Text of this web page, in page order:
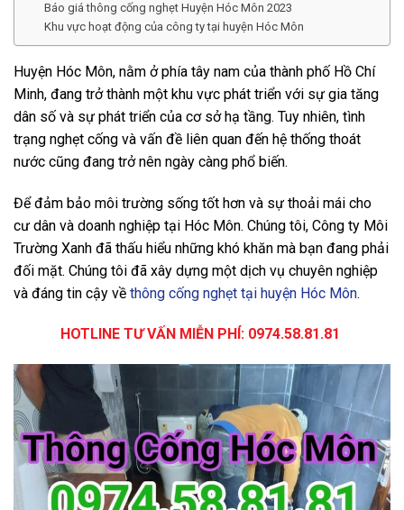
Báo giá thông cống nghẹt Huyện Hóc Môn 2023
Khu vực hoạt động của công ty tại huyện Hóc Môn
Huyện Hóc Môn, nằm ở phía tây nam của thành phố Hồ Chí
Minh, đang trở thành một khu vực phát triển với sự gia tăng
dân số và sự phát triển của cơ sở hạ tầng. Tuy nhiên, tình
trạng nghẹt cống và vấn đề liên quan đến hệ thống thoát
nước cũng đang trở nên ngày càng phổ biến.
Để đảm bảo môi trường sống tốt hơn và sự thoải mái cho
cư dân và doanh nghiệp tại Hóc Môn. Chúng tôi, Công ty Môi
Trường Xanh đã thấu hiểu những khó khăn mà bạn đang phải
đối mặt. Chúng tôi đã xây dựng một dịch vụ chuyên nghiệp
và đáng tin cậy về thông cống nghẹt tại huyện Hóc Môn.
HOTLINE TƯ VẤN MIỄN PHÍ: 0974.58.81.81